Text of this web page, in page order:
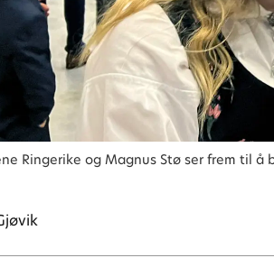
Ringerike og Magnus Stø ser frem til å